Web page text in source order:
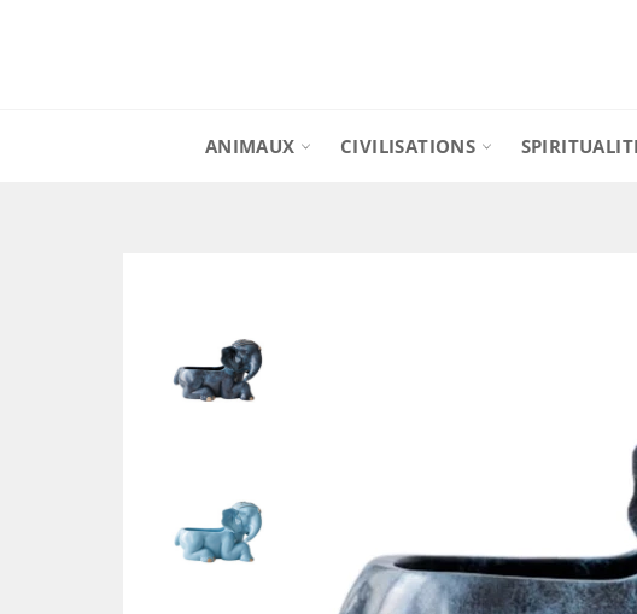
ANIMAUX CIVILISATIONS